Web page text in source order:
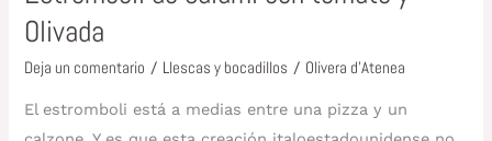
Olivada
Deja un comentario / Llescas y bocadillos / Olivera d'Atenea
El estromboli está a medias entre una pizza y un